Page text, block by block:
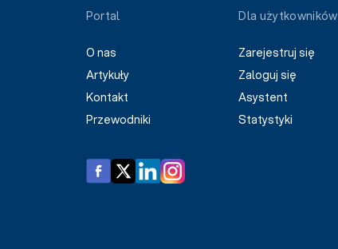
Portal
O nas
Artykuły
Kontakt
Przewodniki
Dla użytkowników
Zarejestruj się
Zaloguj się
Asystent
Statystyki